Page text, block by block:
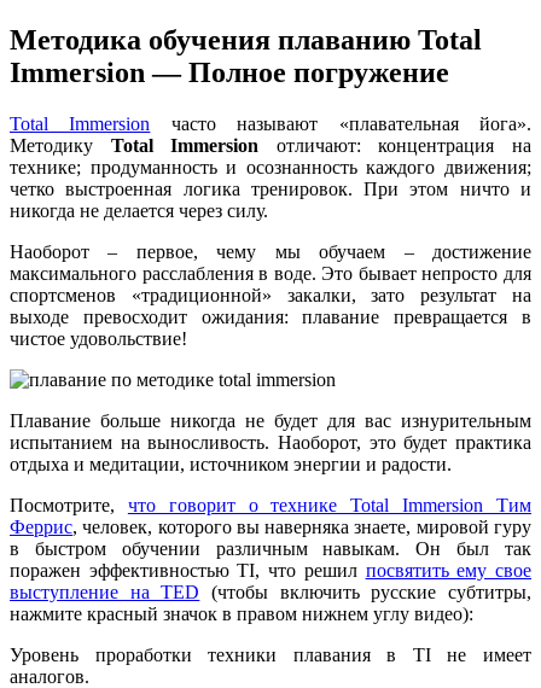
Методика обучения плаванию Total
Immersion — Полное погружение
Total Immersion часто называют «плавательная йога».
Методику Total Immersion отличают: концентрация на
технике; продуманность и осознанность каждого движения;
четко выстроенная логика тренировок. При этом ничто и
никогда не делается через силу.
Наоборот – первое, чему мы обучаем – достижение
максимального расслабления в воде. Это бывает непросто для
спортсменов «традиционной» закалки, зато результат на
выходе превосходит ожидания: плавание превращается в
чистое удовольствие!
Плавание больше никогда не будет для вас изнурительным
испытанием на выносливость. Наоборот, это будет практика
отдыха и медитации, источником энергии и радости.
Посмотрите, что говорит о технике Total Immersion Тим
Феррис, человек, которого вы наверняка знаете, мировой гуру
в быстром обучении различным навыкам. Он был так
поражен эффективностью TI, что решил посвятить ему свое
выступление на TED (чтобы включить русские субтитры,
нажмите красный значок в правом нижнем углу видео):
Уровень проработки техники плавания в TI не имеет
аналогов.